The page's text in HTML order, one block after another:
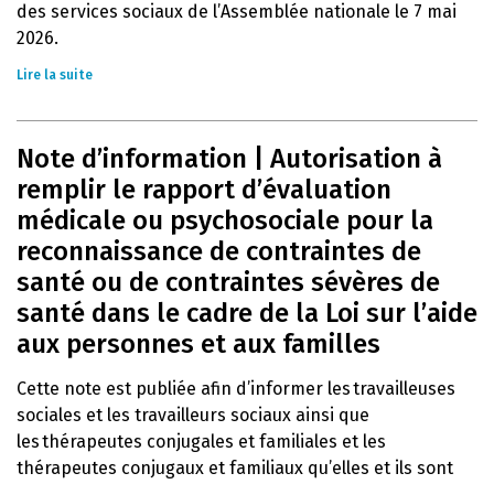
des services sociaux de l’Assemblée nationale le 7 mai
2026.
Lire la suite
Note d’information | Autorisation à
remplir le rapport d’évaluation
médicale ou psychosociale pour la
reconnaissance de contraintes de
santé ou de contraintes sévères de
santé dans le cadre de la Loi sur l’aide
aux personnes et aux familles
Cette note est publiée afin d’informer les travailleuses
sociales et les travailleurs sociaux ainsi que
les thérapeutes conjugales et familiales et les
thérapeutes conjugaux et familiaux qu’elles et ils sont